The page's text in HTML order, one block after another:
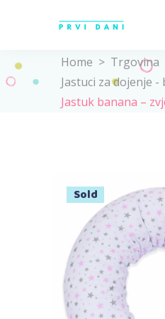
Home > Trgovina
Jastuci za dojenje -
Jastuk banana –
Sold